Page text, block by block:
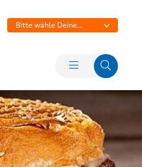
Bitte wähle Deine